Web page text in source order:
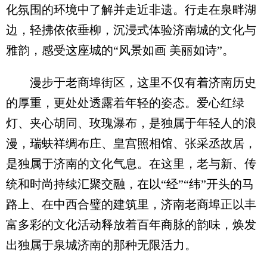
化氛围的环境中了解并走近非遗。行走在泉畔湖
边，轻拂依依垂柳，沉浸式体验济南城的文化与
雅韵，感受这座城的“风景如画 美丽如诗”。
漫步于老商埠街区，这里不仅有着济南历史
的厚重，更处处透露着年轻的姿态。爱心红绿
灯、夹心胡同、玫瑰瀑布，是独属于年轻人的浪
漫，瑞蚨祥绸布庄、皇宫照相馆、张采丞故居，
是独属于济南的文化气息。在这里，老与新、传
统和时尚持续汇聚交融，在以“经”“纬”开头的马
路上、在中西合璧的建筑里，济南老商埠正以丰
富多彩的文化活动释放着百年商脉的韵味，焕发
出独属于泉城济南的那种无限活力。